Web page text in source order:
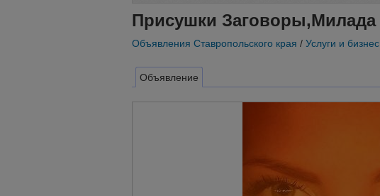
Присушки Заговоры,Милада
Объявления Ставропольского края / Услуги и бизнес
Объявление